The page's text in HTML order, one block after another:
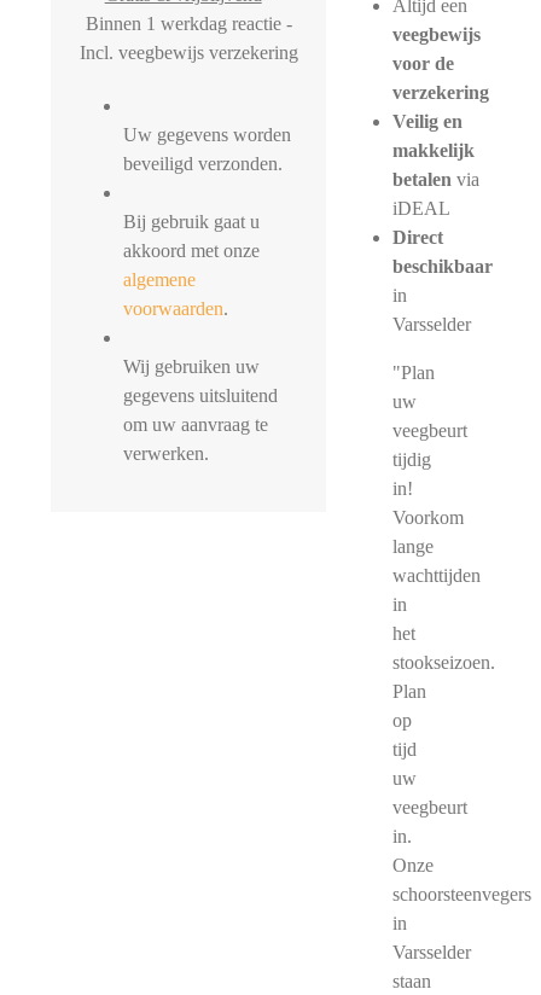
Binnen 1 werkdag reactie -
Incl. veegbewijs verzekering
Uw gegevens worden
beveiligd verzonden.
Bij gebruik gaat u
akkoord met onze
algemene
voorwaarden.
Wij gebruiken uw
gegevens uitsluitend
om uw aanvraag te
verwerken.
Altijd een
veegbewijs
voor de
verzekering
Veilig en
makkelijk
betalen via
iDEAL
Direct
beschikbaar
in
Varsselder
"Plan
uw
veegbeurt
tijdig
in!
Voorkom
lange
wachttijden
in
het
stookseizoen.
Plan
op
tijd
uw
veegbeurt
in.
Onze
schoorsteenvegers
in
Varsselder
staan